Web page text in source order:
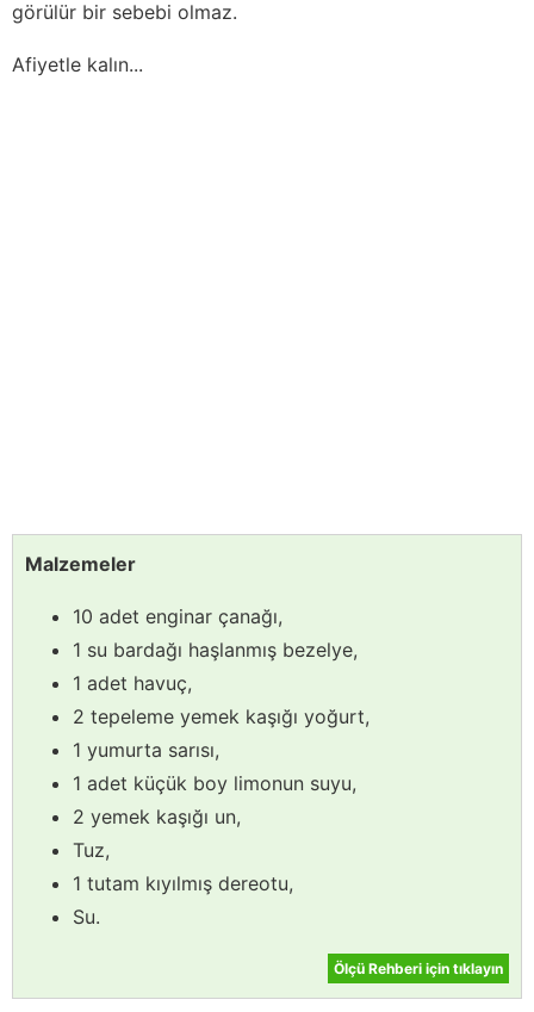
görülür bir sebebi olmaz.
Afiyetle kalın...
Malzemeler
10 adet enginar çanağı,
1 su bardağı haşlanmış bezelye,
1 adet havuç,
2 tepeleme yemek kaşığı yoğurt,
1 yumurta sarısı,
1 adet küçük boy limonun suyu,
2 yemek kaşığı un,
Tuz,
1 tutam kıyılmış dereotu,
Su.
Ölçü Rehberi için tıklayın